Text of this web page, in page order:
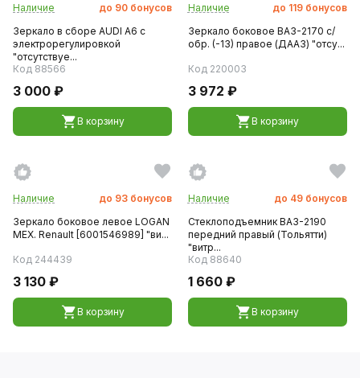
Наличие до 90 бонусов
Зеркало в сборе AUDI A6 с
электрорегулировкой
"отсутствуе...
Код 88566
3 000 ₽
В корзину
Наличие до 119 бонусов
Зеркало боковое ВАЗ-2170 с/
обр. (-13) правое (ДААЗ) "отсу...
Код 220003
3 972 ₽
В корзину
Наличие до 93 бонусов
Зеркало боковое левое LOGAN
МЕХ. Renault [6001546989] "ви...
Код 244439
3 130 ₽
В корзину
Наличие до 49 бонусов
Стеклоподъемник ВАЗ-2190
передний правый (Тольятти)
"витр...
Код 88640
1 660 ₽
В корзину